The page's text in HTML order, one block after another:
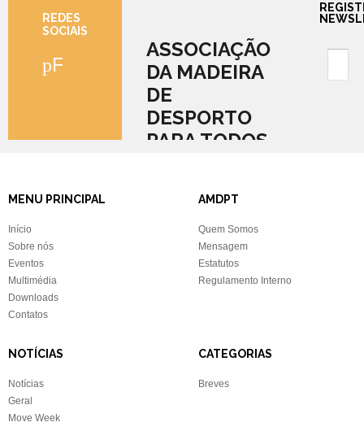
REDES
SOCIAIS
Facebook
ASSOCIAÇÃO
DA MADEIRA
DE
DESPORTO
PARA TODOS
MENU PRINCIPAL
Início
Sobre nós
Eventos
Multimédia
Downloads
Contatos
AMDPT
Quem Somos
Mensagem
Estatutos
Regulamento Interno
NOTÍCIAS
Notícias
Geral
Move Week
CATEGORIAS
Breves